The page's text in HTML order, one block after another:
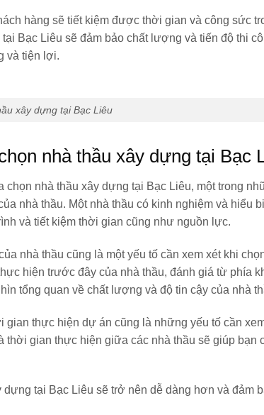
hàng sẽ tiết kiệm được thời gian và công sức
Bạc Liêu sẽ đảm bảo chất lượng và tiến độ thi
và tiện lợi.
xây dựng tại Bạc Liêu
nhà thầu xây dựng tại Bạc
chọn nhà thầu xây dựng tại Bạc Liêu, một trong
nhà thầu. Một nhà thầu có kinh nghiệm và hiểu
và tiết kiệm thời gian cũng như nguồn lực.
nhà thầu cũng là một yếu tố cần xem xét khi
hiện trước đây của nhà thầu, đánh giá từ phía
tổng quan về chất lượng và độ tin cậy của nhà
gian thực hiện dự án cũng là những yếu tố cần
thời gian thực hiện giữa các nhà thầu sẽ giúp bạn
tại Bạc Liêu sẽ trở nên dễ dàng hơn và đảm